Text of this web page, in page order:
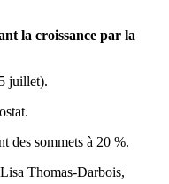
la croissance par la
juillet).
des sommets à 20 %.
Thomas-Darbois,